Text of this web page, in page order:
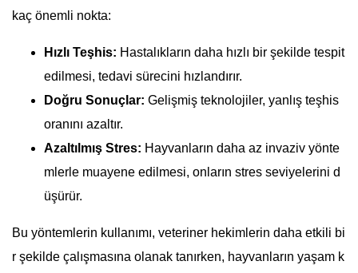
kaç önemli nokta:
Hızlı Teşhis: Hastalıkların daha hızlı bir şekilde tespit
edilmesi, tedavi sürecini hızlandırır.
Doğru Sonuçlar: Gelişmiş teknolojiler, yanlış teşhis
oranını azaltır.
Azaltılmış Stres: Hayvanların daha az invaziv yönte
mlerle muayene edilmesi, onların stres seviyelerini d
üşürür.
Bu yöntemlerin kullanımı, veteriner hekimlerin daha etkili bi
r şekilde çalışmasına olanak tanırken, hayvanların yaşam k